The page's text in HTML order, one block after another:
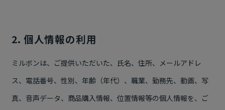
2. 個人情報の利用
ミルボンは、ご提供いただいた、氏名、住所、メールアドレ
ス、電話番号、性別、年齢（年代）、職業、勤務先、動画、写
真、音声データ、商品購入情報、位置情報等の個人情報を、ご